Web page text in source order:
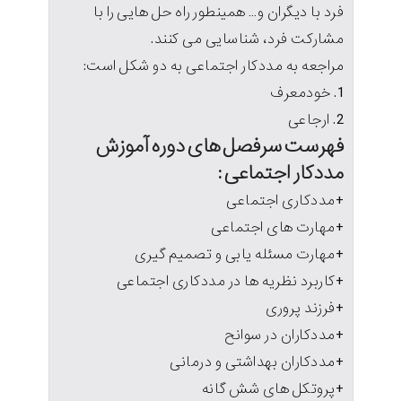
فرد با دیگران و… همینطور راه‌ حل هایی را با
مشارکت فرد، شناسایی می کنند.
مراجعه به مددکار اجتماعی به دو شکل است:
خودمعرف
ارجاعی
فهرست سرفصل های دوره آموزش
مددکار اجتماعی :
+مددکاری اجتماعی
+مهارت های اجتماعی
+مهارت مسئله یابی و تصمیم گیری
+کاربرد نظریه ها در مددکاری اجتماعی
+فرزند پروری
+مددکاران در سوانح
+مددکاران بهداشتی و درمانی
+پروتکل های شش گانه